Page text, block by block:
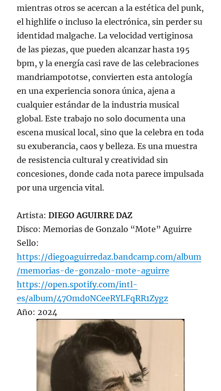
mientras otros se acercan a la estética del punk,
el highlife o incluso la electrónica, sin perder su
identidad malgache. La velocidad vertiginosa
de las piezas, que pueden alcanzar hasta 195
bpm, y la energía casi rave de las celebraciones
mandriampototse, convierten esta antología
en una experiencia sonora única, ajena a
cualquier estándar de la industria musical
global. Este trabajo no solo documenta una
escena musical local, sino que la celebra en toda
su exuberancia, caos y belleza. Es una muestra
de resistencia cultural y creatividad sin
concesiones, donde cada nota parece impulsada
por una urgencia vital.
Artista:DIEGO AGUIRRE DAZ
Disco: Memorias de Gonzalo “Mote” Aguirre
Sello:
https://diegoaguirredaz.bandcamp.com/album
/memorias-de-gonzalo-mote-aguirre
https://open.spotify.com/intl-
es/album/47Omd0NCeeRYLFqRR1Zygz
Año: 2024